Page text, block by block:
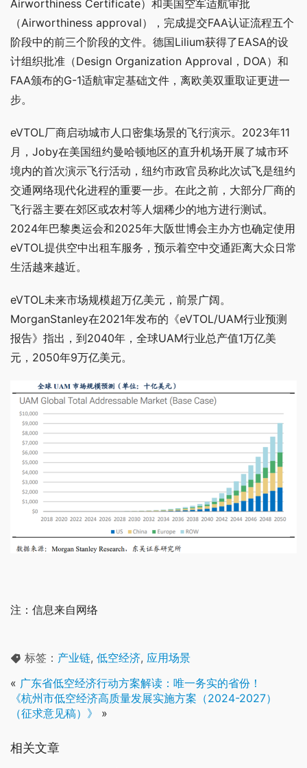
Airworthiness Certificate）和美国空军适航审批
（Airworthiness approval），完成提交FAA认证流程五个
阶段中的前三个阶段的文件。德国Lilium获得了EASA的设
计组织批准（Design Organization Approval，DOA）和
FAA颁布的G-1适航审定基础文件，离欧美双重取证更进一
步。
eVTOL厂商启动城市人口密集场景的飞行演示。2023年11
月，Joby在美国纽约曼哈顿地区的直升机场开展了城市环
境内的首次演示飞行活动，纽约市政官员称此次试飞是纽约
交通网络现代化进程的重要一步。在此之前，大部分厂商的
飞行器主要在郊区或农村等人烟稀少的地方进行测试。
2024年巴黎奥运会和2025年大阪世博会主办方也确定使用
eVTOL提供空中出租车服务，预示着空中交通距离大众日常
生活越来越近。
eVTOL未来市场规模超万亿美元，前景广阔。
MorganStanley在2021年发布的《eVTOL/UAM行业预测
报告》指出，到2040年，全球UAM行业总产值1万亿美
元，2050年9万亿美元。
注：信息来自网络
标签： 产业链, 低空经济, 应用场景
« 广东省低空经济行动方案解读：唯一务实的省份！
《杭州市低空经济高质量发展实施方案（2024-2027）
（征求意见稿）》
»
相关文章